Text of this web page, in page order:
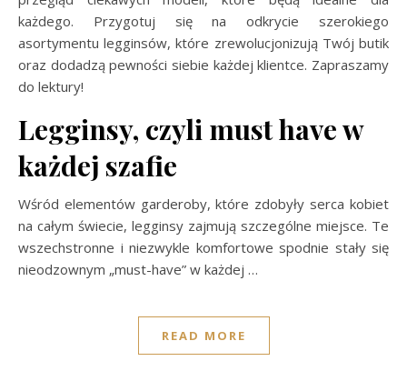
każdego. Przygotuj się na odkrycie szerokiego
asortymentu legginsów, które zrewolucjonizują Twój butik
oraz dodadzą pewności siebie każdej klientce. Zapraszamy
do lektury!
Legginsy, czyli must have w
każdej szafie
Wśród elementów garderoby, które zdobyły serca kobiet
na całym świecie, legginsy zajmują szczególne miejsce. Te
wszechstronne i niezwykle komfortowe spodnie stały się
nieodzownym „must-have” w każdej …
READ MORE